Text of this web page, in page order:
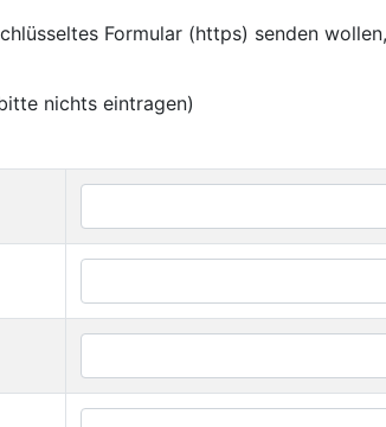
Formular (https) senden
nichts eintragen)